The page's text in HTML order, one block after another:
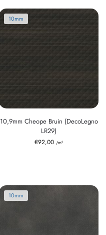
10mm
10,9mm Cheope Bruin (DecoLegno
LR29)
€92,00 /m²
10mm